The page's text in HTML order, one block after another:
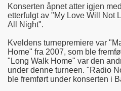
Konserten åpnet atter igjen
etterfulgt av "My Love Will Not
All Night".
Kveldens turnepremiere var
Home" fra 2007, som ble
"Long Walk Home" var den
under denne turneen. "Radio
ble fremført under konserten i